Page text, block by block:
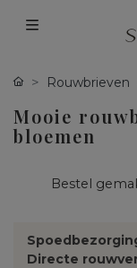
Rouwbrieven
Mooie
bloemen
Bestel
Directe